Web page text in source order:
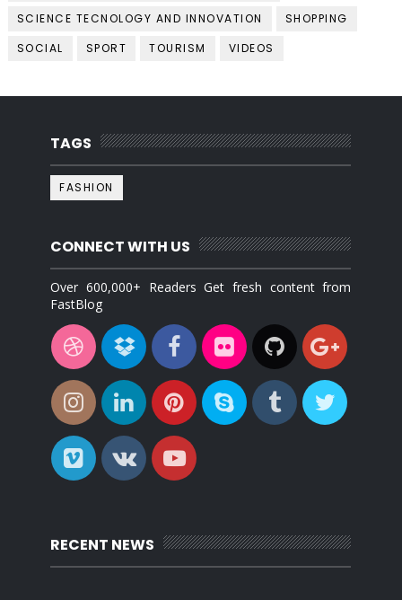
SCIENCE TECNOLOGY AND INNOVATION
SHOPPING
SOCIAL
SPORT TOURISM VIDEOS
TAGS
FASHION
CONNECT WITH US
Over 600,000+ Readers Get fresh content from
FastBlog
RECENT NEWS